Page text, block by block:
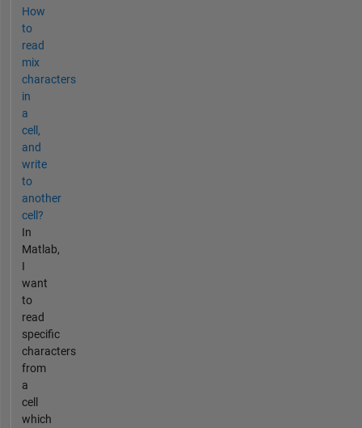
How
to
read
mix
characters
in
a
cell,
and
write
to
another
cell?
In
Matlab,
I
want
to
read
specific
characters
from
a
cell
which